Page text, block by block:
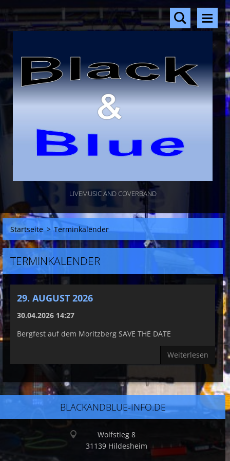
LIVEMUSIC AND COVERBAND
Startseite > Terminkalender
TERMINKALENDER
29. AUGUST 2026
30.04.2026 14:27
Bergfest auf dem Moritzberg SAVE THE DATE
Weiterlesen
BLACKANDBLUE-INFO.DE
Wolfstieg 8
31139 Hildesheim